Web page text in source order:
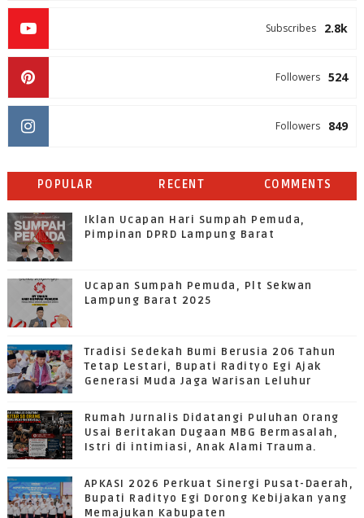
2.8k
Subscribes
524
Followers
849
Followers
POPULAR RECENT COMMENTS
Iklan Ucapan Hari Sumpah Pemuda,
Pimpinan DPRD Lampung Barat
Ucapan Sumpah Pemuda, Plt Sekwan
Lampung Barat 2025
Tradisi Sedekah Bumi Berusia 206 Tahun
Tetap Lestari, Bupati Radityo Egi Ajak
Generasi Muda Jaga Warisan Leluhur
Rumah Jurnalis Didatangi Puluhan Orang
Usai Beritakan Dugaan MBG Bermasalah,
Istri di intimiasi, Anak Alami Trauma.
APKASI 2026 Perkuat Sinergi Pusat-Daerah,
Bupati Radityo Egi Dorong Kebijakan yang
Memajukan Kabupaten